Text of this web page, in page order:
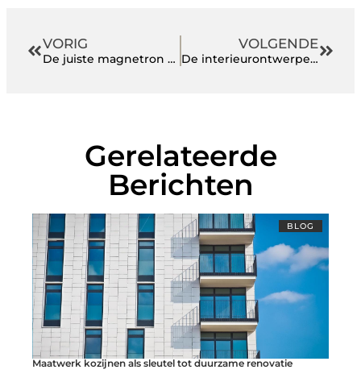
VORIG
De juiste magnetron kiezen
VOLGENDE
De interieurontwerper in Amersfoort, omdat maatwerk oplossingen biedt
Gerelateerde
Berichten
BLOG
Maatwerk kozijnen als sleutel tot duurzame renovatie